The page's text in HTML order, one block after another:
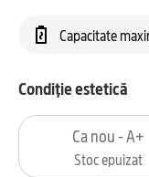
Capacitate
Condiție estetică
Ca nou - A+
Stoc epuizat